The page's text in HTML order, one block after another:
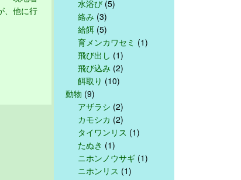
、他に行
水浴び (5)
絡み (3)
給餌 (5)
育メンカワセミ (1)
飛び出し (1)
飛び込み (2)
餌取り (10)
動物 (9)
アザラシ (2)
カモシカ (2)
タイワンリス (1)
たぬき (1)
ニホンノウサギ (1)
ニホンリス (1)